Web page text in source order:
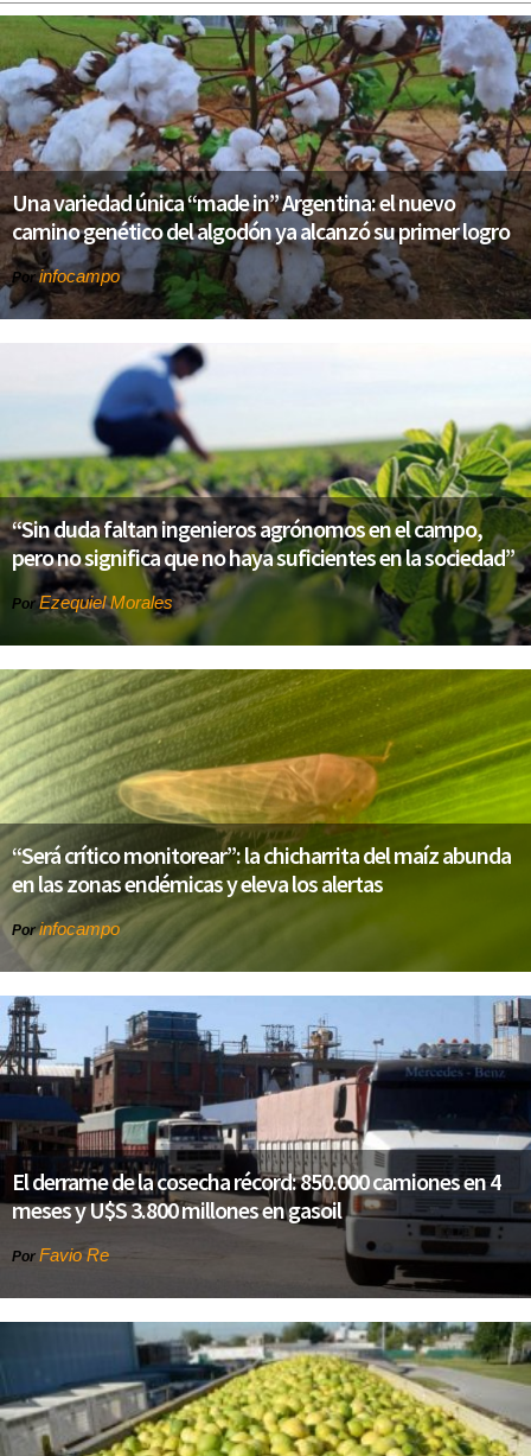
Una variedad única “made in” Argentina: el nuevo
camino genético del algodón ya alcanzó su primer logro
Por infocampo
“Sin duda faltan ingenieros agrónomos en el campo,
pero no significa que no haya suficientes en la sociedad”
PorEzequiel Morales
“Será crítico monitorear”: la chicharrita del maíz abunda
en las zonas endémicas y eleva los alertas
Porinfocampo
El derrame de la cosecha récord: 850.000 camiones en 4
meses y U$S 3.800 millones en gasoil
Por Favio Re